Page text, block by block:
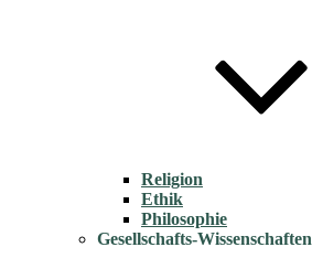
Religion
Ethik
Philosophie
Gesellschafts-Wissenschaften